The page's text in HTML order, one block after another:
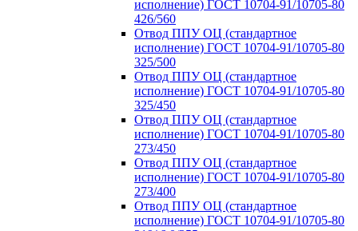
исполнение) ГОСТ 10704-91/10705-80
426/560
Отвод ППУ ОЦ (стандартное
исполнение) ГОСТ 10704-91/10705-80
325/500
Отвод ППУ ОЦ (стандартное
исполнение) ГОСТ 10704-91/10705-80
325/450
Отвод ППУ ОЦ (стандартное
исполнение) ГОСТ 10704-91/10705-80
273/450
Отвод ППУ ОЦ (стандартное
исполнение) ГОСТ 10704-91/10705-80
273/400
Отвод ППУ ОЦ (стандартное
исполнение) ГОСТ 10704-91/10705-80